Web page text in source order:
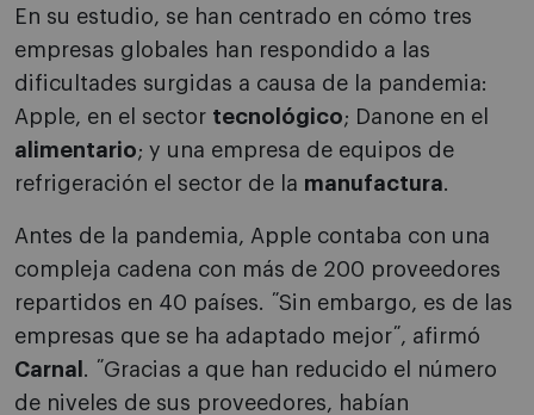
En su estudio, se han centrado en cómo tres
empresas globales han respondido a las
dificultades surgidas a causa de la pandemia:
Apple, en el sector tecnológico; Danone en el
alimentario; y una empresa de equipos de
refrigeración el sector de la manufactura.
Antes de la pandemia, Apple contaba con una
compleja cadena con más de 200 proveedores
repartidos en 40 países. ˝Sin embargo, es de las
empresas que se ha adaptado mejor˝, afirmó
Carnal . ˝Gracias a que han reducido el número
de niveles de sus proveedores, habían